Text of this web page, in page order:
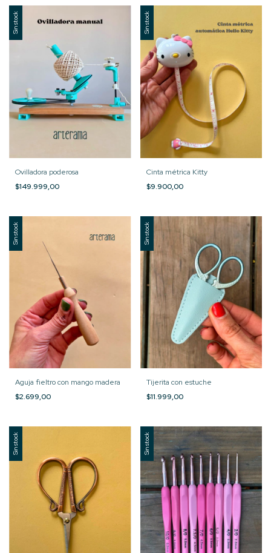
Sin stock
Ovilladora poderosa
$149.999,00
Sin stock
Cinta métrica Kitty
$9.900,00
Sin stock
Aguja fieltro con mango madera
$2.699,00
Sin stock
Tijerita con estuche
$11.999,00
Sin stock Sin stock